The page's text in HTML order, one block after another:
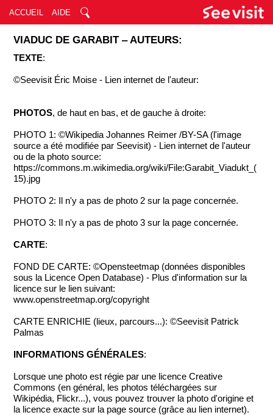
ACCUEIL AIDE
VIADUC DE GARABIT ‒ AUTEURS:
TEXTE:
©Seevisit Éric Moise - Lien internet de l'auteur:
PHOTOS, de haut en bas, et de gauche à droite:
PHOTO 1: ©Wikipedia Johannes Reimer /BY-SA (l'image
source a été modifiée par Seevisit) - Lien internet de l'auteur
ou de la photo source:
https://commons.m.wikimedia.org/wiki/File:Garabit_Viadukt_(
15).jpg
PHOTO 2: Il n'y a pas de photo 2 sur la page concernée.
PHOTO 3: Il n'y a pas de photo 3 sur la page concernée.
CARTE:
FOND DE CARTE: ©Opensteetmap (données disponibles
sous la Licence Open Database) - Plus d'information sur la
licence sur le lien suivant:
www.openstreetmap.org/copyright
CARTE ENRICHIE (lieux, parcours...): ©Seevisit Patrick
Palmas
INFORMATIONS GÉNÉRALES:
Lorsque une photo est régie par une licence Creative
Commons (en général, les photos téléchargées sur
Wikipédia, Flickr...), vous pouvez trouver la photo d'origine et
la licence exacte sur la page source (grâce au lien internet).